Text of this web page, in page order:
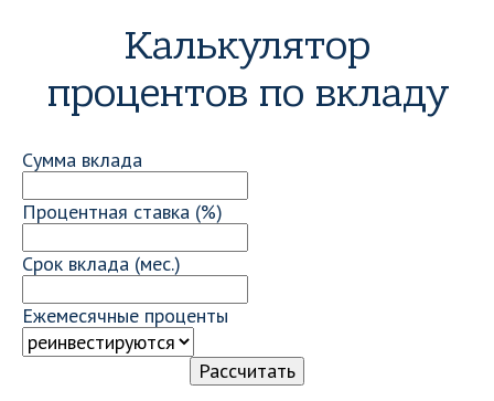
Калькулятор
процентов по вкладу
Cумма вклада
Процентная ставка (%)
Срок вклада (мес.)
Ежемесячные проценты